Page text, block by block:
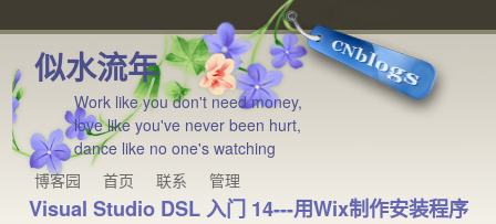
似水流年
Work like you don't need money,
love like you've never been hurt,
dance like no one's watching
博客园
首页 联系 管理
Visual Studio DSL 入门 14---用Wix制作安装程序